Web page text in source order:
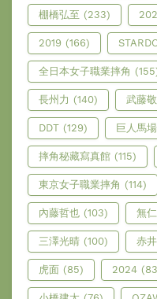
棚橋弘至 (233)
2019 (166)
全日本女子職業摔角
長州力 (140) 武藤
DDT (129) 巨人馬場
摔角秘藏寫真館 (115)
東京女子職業摔角 (114)
內藤哲也 (103) 無
三澤光晴 (100) 赤
虎面 (85) 2024